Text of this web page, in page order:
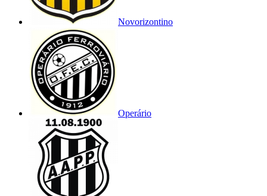
Novorizontino
Operário